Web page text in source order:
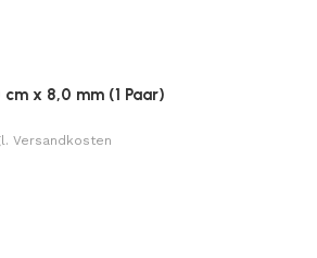
x 8,0 mm (1 Paar)
Versandkosten